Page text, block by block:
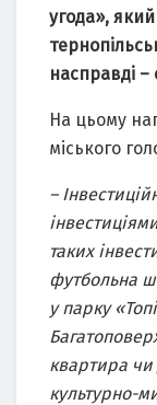
угода»,
насправді
На цьому
міського
–
таких
футбольна
у парку
квартира чи
культурно-